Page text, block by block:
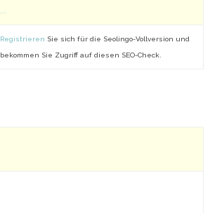
Registrieren Sie sich für die Seolingo-Vollversion und
bekommen Sie Zugriff auf diesen SEO-Check.